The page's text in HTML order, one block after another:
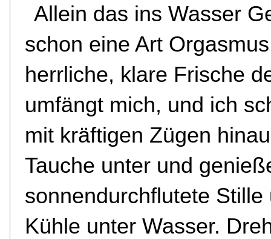
Allein das ins Wasser
schon eine Art
herrliche, klare Frische
umfängt mich, und ich
mit kräftigen Zügen
Tauche unter und
sonnendurchflutete Stille
Kühle unter Wasser.